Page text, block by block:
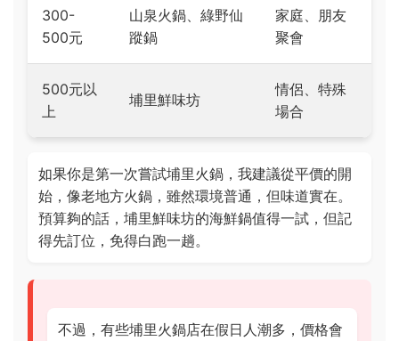
300-
500元
山泉火鍋、綠野仙
蹤鍋
家庭、朋友
聚會
500元以
上
埔里鮮味坊
情侶、特殊
場合
如果你是第一次嘗試埔里火鍋，我建議從平價的開
始，像老地方火鍋，雖然環境普通，但味道實在。
預算夠的話，埔里鮮味坊的海鮮鍋值得一試，但記
得先訂位，免得白跑一趟。
不過，有些埔里火鍋店在假日人潮多，價格會